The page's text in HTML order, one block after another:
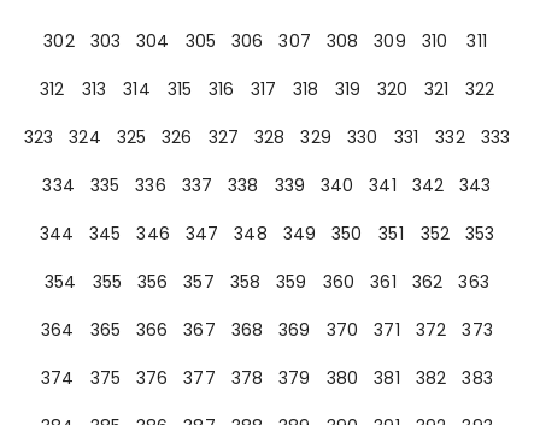
302
303 304 305 306 307 308 309 310
311
312
313 314 315 316 317 318 319 320 321
322
323
324 325 326 327 328 329 330 331 332
333
334
335 336 337 338 339 340 341 342
343
344
345 346 347 348 349 350 351 352
353
354
355 356 357 358 359 360 361 362
363
364
365 366 367 368 369 370 371 372
373
374
375 376 377 378 379 380 381 382
383